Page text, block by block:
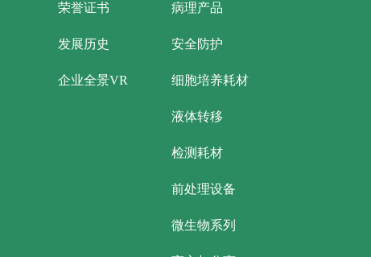
荣誉证书
发展历史
企业全景VR
病理产品
安全防护
细胞培养耗材
液体转移
检测耗材
前处理设备
微生物系列